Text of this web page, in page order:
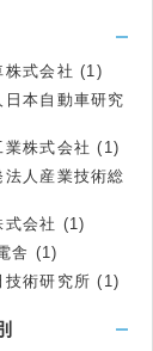
株式会社 (1)
本自動車研究
株式会社 (1)
法人産業技術総
式会社 (1)
舎 (1)
技術研究所 (1)